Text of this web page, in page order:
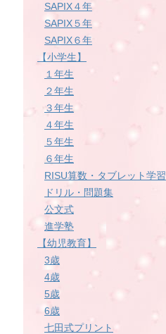
SAPIX４年
SAPIX５年
SAPIX６年
【小学生】
１年生
２年生
３年生
４年生
５年生
６年生
RISU算数・タブレット学習
ドリル・問題集
公文式
進学塾
【幼児教育】
3歳
4歳
5歳
6歳
七田式プリント